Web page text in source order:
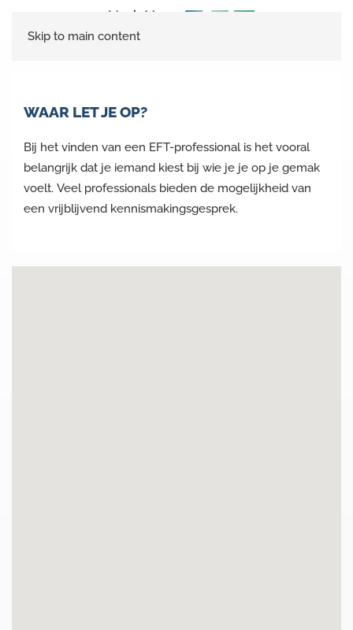
Skip to main content
WAAR LET JE OP?
Bij het vinden van een EFT-professional is het vooral
belangrijk dat je iemand kiest bij wie je je op je gemak
voelt. Veel professionals bieden de mogelijkheid van
een vrijblijvend kennismakingsgesprek.